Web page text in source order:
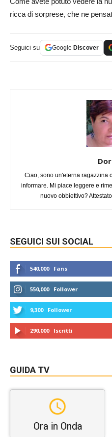
ricca di sorprese, che ne
Seguici su Google Discover
Ciao, sono un'eterna ragazzina
informare. Mi piace leggere e
nuovo obbiettivo?
SEGUICI SUI SOCIAL
540,000 Fans
550,000 Follower
9,300 Follower
290,000 Iscritti
GUIDA TV
Ora in Onda